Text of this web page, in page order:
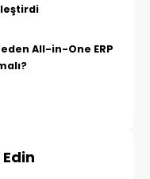
All-in-One ERP